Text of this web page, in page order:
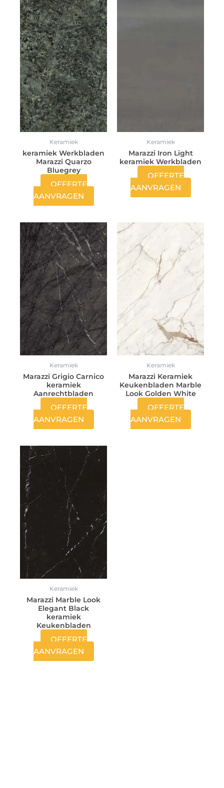
Keramiek
keramiek Werkbladen
Marazzi Quarzo
Bluegrey
OFFERTE
AANVRAGEN
Keramiek
Marazzi Iron Light
keramiek Werkbladen
OFFERTE
AANVRAGEN
Keramiek
Marazzi Grigio Carnico
keramiek
Aanrechtbladen
OFFERTE
AANVRAGEN
Keramiek
Marazzi Keramiek
Keukenbladen Marble
Look Golden White
OFFERTE
AANVRAGEN
Keramiek
Marazzi Marble Look
Elegant Black
keramiek
Keukenbladen
OFFERTE
AANVRAGEN